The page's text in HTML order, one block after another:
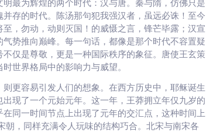
最为辉煌的两个时代：汉与唐。秦与隋，仿佛只是
存的时代。陈汤那句犯我强汉者，虽远必诛！至今
，勿动，动则灭国！的威慑之言，锋芒毕露；汉宣
势推向巅峰。每一句话，都像是那个时代不容置疑
仅是尊敬，更是一种国际秩序的象征。唐使王玄策
世界格局中的影响力与威望。
更容易引发人们的想象。在西方历史中，耶稣诞生
现了一个元始元年。这一年，王莽拥立年仅九岁的
同一时间节点上出现了元年的交汇点，这种时间上
，同样充满令人玩味的结构巧合。北宋与南宋各